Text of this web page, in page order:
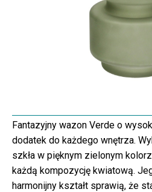
Fantazyjny wazon Verde o
dodatek do każdego wnętrza.
szkła w pięknym zielonym
każdą kompozycję kwiatową.
harmonijny kształt sprawią, że